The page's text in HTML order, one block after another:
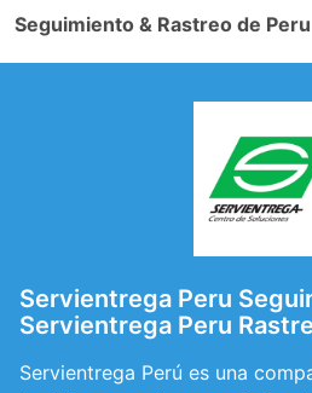
Seguimiento & Rastreo de Peru
Servientrega Peru
Servientrega Peru
Servientrega Perú es una